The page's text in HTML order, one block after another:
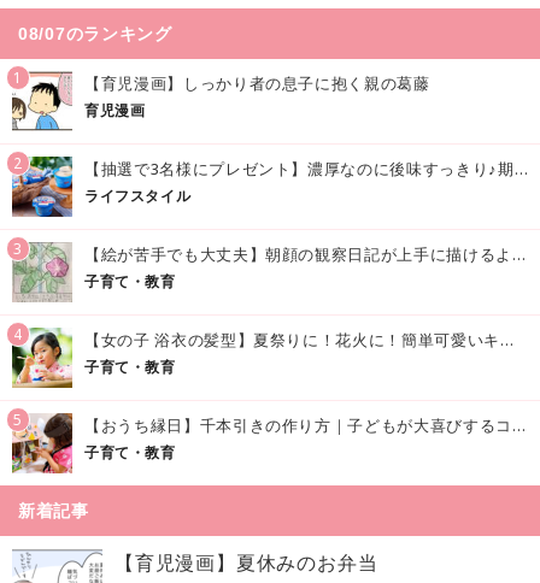
08/07のランキング
1 【育児漫画】しっかり者の息子に抱く親の葛藤
育児漫画
2 【抽選で3名様にプレゼント】濃厚なのに後味すっきり♪期間限定の「メイトーのなめらかプリン カルピス®入りソース」で夏を味わおう！
ライフスタイル
3 【絵が苦手でも大丈夫】朝顔の観察日記が上手に描けるようになる方法｜イラスト付き
子育て・教育
4 【女の子 浴衣の髪型】夏祭りに！花火に！簡単可愛いキッズの浴衣ヘアアレンジまとめ
子育て・教育
5 【おうち縁日】千本引きの作り方｜子どもが大喜びするコツやアイデア♪
子育て・教育
新着記事
【育児漫画】夏休みのお弁当